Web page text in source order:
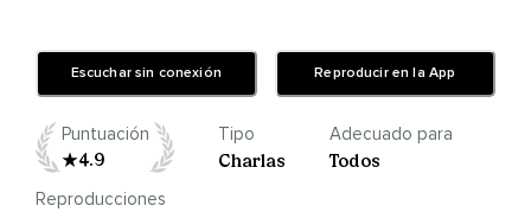
Escuchar sin conexión Reproducir en la App
Puntuación
4.9
Tipo
Charlas
Adecuado para
Todos
Reproducciones